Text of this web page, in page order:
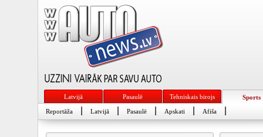
Latvijā Pasaulē Tehniskais birojs
Sports
Reportāža
Latvijā Pasaulē Apskati Afiša